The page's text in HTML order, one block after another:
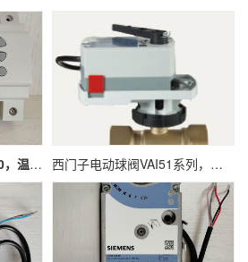
西门子通用控制器RWD60，温度控制器，压差控制器，压力控制器 西门子电动球阀VAI51系列，两通球阀